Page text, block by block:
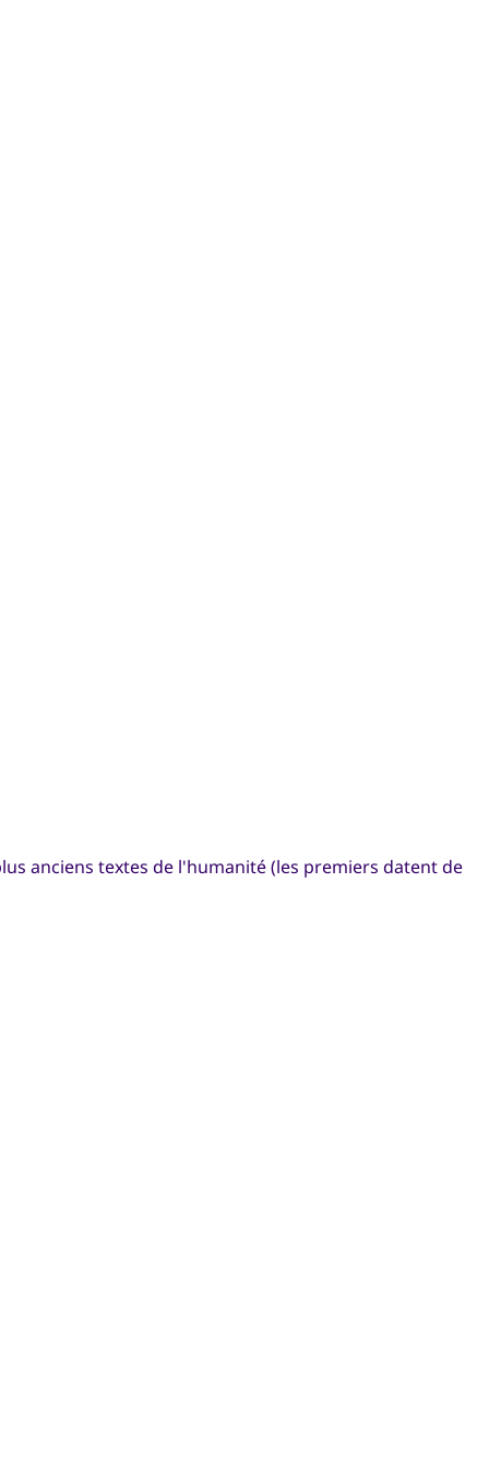
anciens textes de l'humanité (les premiers datent de